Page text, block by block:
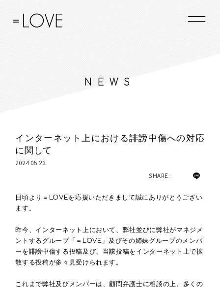
NEWS
インターネット上における誹謗中傷への対応
に関して
2024.05.23
SHARE :
日頃より＝LOVEを応援いただきまして誠にありがとうござい
ます。
昨今、インターネット上において、弊社並びに弊社がマネジメ
ントするグループ「＝LOVE」及びその姉妹グループのメンバ
ーを誹謗中傷する投稿及び、当該投稿をインターネット上で拡
散する投稿が多々見受けられます。
これまで弊社及びメンバーは、顧問弁護士に相談の上、多くの